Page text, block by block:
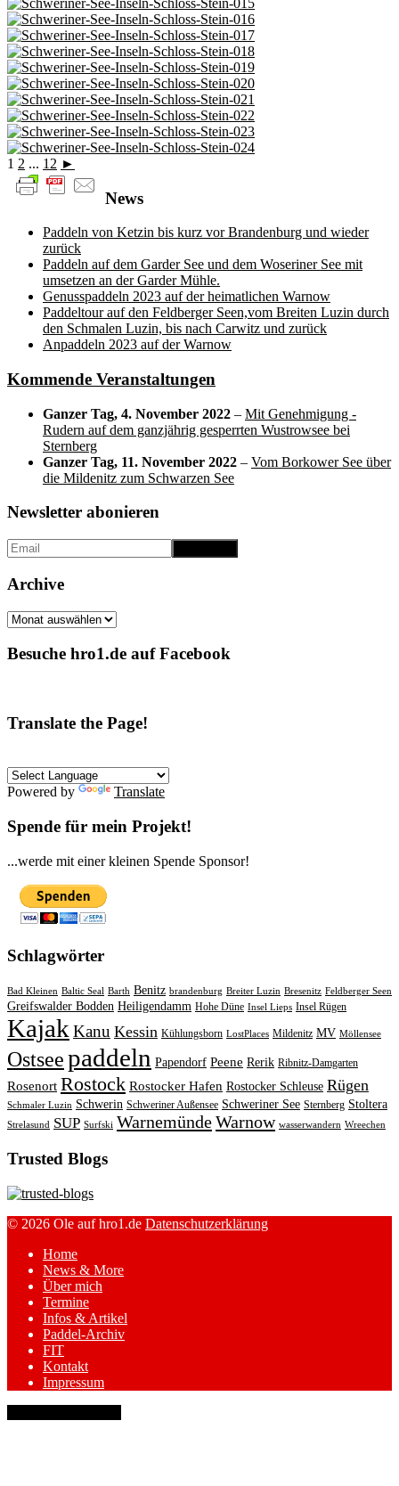
1 2 ... 12 ►
News
Paddeln von Ketzin bis kurz vor Brandenburg und wieder
zurück
Paddeln auf dem Garder See und dem Woseriner See mit
umsetzen an der Garder Mühle.
Genusspaddeln 2023 auf der heimatlichen Warnow
Paddeltour auf den Feldberger Seen,vom Breiten Luzin durch
den Schmalen Luzin, bis nach Carwitz und zurück
Anpaddeln 2023 auf der Warnow
Kommende Veranstaltungen
Ganzer Tag, 4. November 2022 – Mit Genehmigung -
Rudern auf dem ganzjährig gesperrten Wustrowsee bei
Sternberg
Ganzer Tag, 11. November 2022 – Vom Borkower See über
die Mildenitz zum Schwarzen See
Newsletter abonieren
Archive
Archive
Besuche hro1.de auf Facebook
Translate the Page!
Powered by Translate
Spende für mein Projekt!
...werde mit einer kleinen Spende Sponsor!
Schlagwörter
Bad Kleinen Baltic Seal Barth Benitz brandenburg Breiter Luzin Bresenitz Feldberger Seen
Greifswalder Bodden Heiligendamm Hohe Düne Insel Lieps Insel Rügen
Kajak Kanu Kessin Kühlungsborn LostPlaces Mildenitz MV Möllensee
Ostseepaddeln Papendorf Peene Rerik Ribnitz-Damgarten
Rosenort Rostock Rostocker Hafen Rostocker Schleuse Rügen
Schmaler Luzin Schwerin Schweriner Außensee Schweriner See Sternberg Stoltera
Strelasund SUP Surfski WarnemündeWarnow wasserwandern Wreechen
Trusted Blogs
© 2026 Ole auf hro1.de Datenschutzerklärung
Home
News & More
Über mich
Termine
Infos & Artikel
Paddel-Archiv
FIT
Kontakt
Impressum